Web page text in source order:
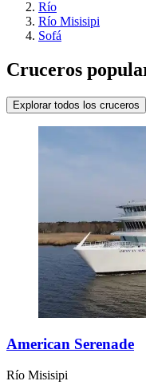
Río
Río Misisipi
Sofá
Cruceros
Explorar todos los cruceros
American Serenade
Río Misisipi